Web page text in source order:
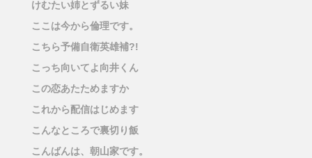
けむたい姉とずるい妹
ここは今から倫理です。
こちら予備自衛英雄補?!
こっち向いてよ向井くん
この恋あたためますか
これから配信はじめます
こんなところで裏切り飯
こんばんは、朝山家です。